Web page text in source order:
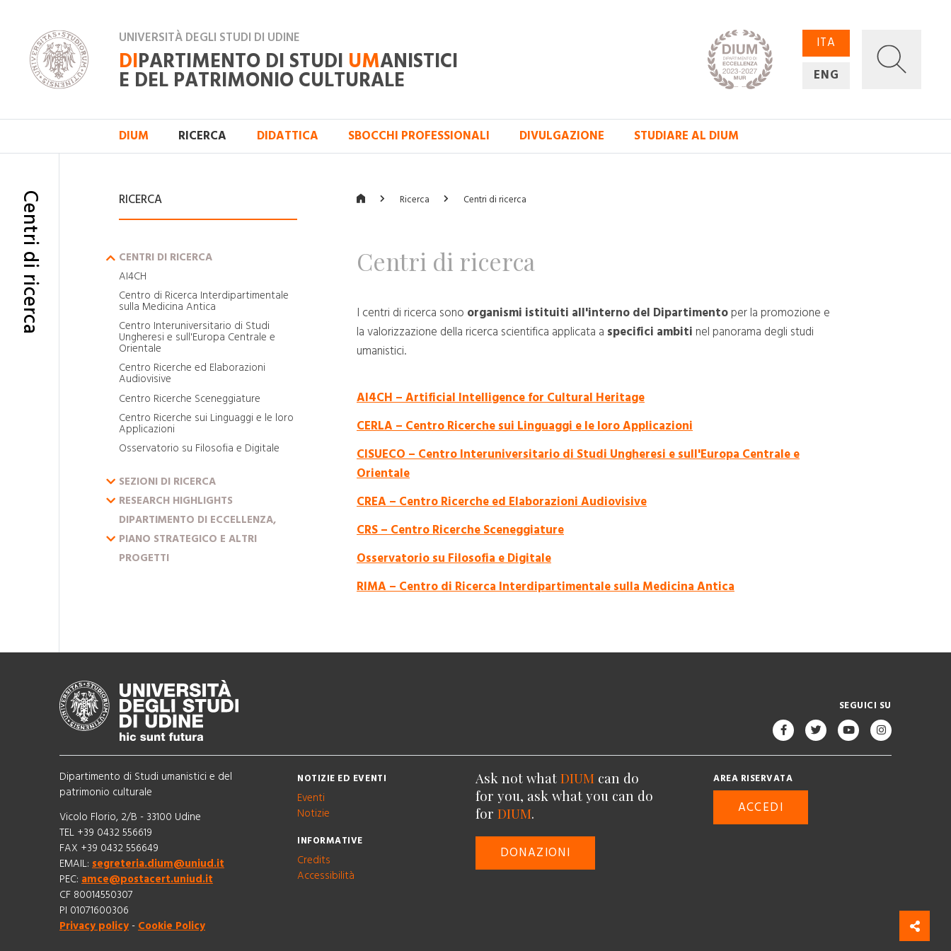
UNIVERSITÀ DEGLI STUDI DI UDINE
DIPARTIMENTO DI STUDI UMANISTICI
E DEL PATRIMONIO CULTURALE
ITA
ENG
DIUM RICERCA DIDATTICA SBOCCHI PROFESSIONALI DIVULGAZIONE STUDIARE AL DIUM
Centri di ricerca RICERCA
ESPANDI IL MENU
CENTRI DI RICERCA
AI4CH
Centro di Ricerca Interdipartimentale
sulla Medicina Antica
Centro Interuniversitario di Studi
Ungheresi e sull'Europa Centrale e
Orientale
Centro Ricerche ed Elaborazioni
Audiovisive
Centro Ricerche Sceneggiature
Centro Ricerche sui Linguaggi e le loro
Applicazioni
Osservatorio su Filosofia e Digitale
ESPANDI IL MENU
SEZIONI DI RICERCA
ESPANDI IL MENU
RESEARCH HIGHLIGHTS
ESPANDI IL MENU
DIPARTIMENTO DI ECCELLENZA,
PIANO STRATEGICO E ALTRI
PROGETTI
Ricerca Centri di ricerca
Centri di ricerca
I centri di ricerca sono organismi istituiti all'interno del Dipartimento per la promozione e
la valorizzazione della ricerca scientifica applicata a specifici ambiti nel panorama degli studi
umanistici.
AI4CH – Artificial Intelligence for Cultural Heritage
CERLA – Centro Ricerche sui Linguaggi e le loro Applicazioni
CISUECO – Centro Interuniversitario di Studi Ungheresi e sull'Europa Centrale e
Orientale
CREA – Centro Ricerche ed Elaborazioni Audiovisive
CRS – Centro Ricerche Sceneggiature
Osservatorio su Filosofia e Digitale
RIMA – Centro di Ricerca Interdipartimentale sulla Medicina Antica
SEGUICI SU
Dipartimento di Studi umanistici e del
patrimonio culturale
Vicolo Florio, 2/B - 33100 Udine
TEL +39 0432 556619
FAX +39 0432 556649
EMAIL: segreteria.dium@uniud.it
PEC: amce@postacert.uniud.it
CF 80014550307
PI 01071600306
Privacy policy -Cookie Policy
NOTIZIE ED EVENTI
Eventi
Notizie
INFORMATIVE
Credits
Accessibilità
Ask not what DIUM can do
for you, ask what you can do
for DIUM.
DONAZIONI
AREA RISERVATA
ACCEDI